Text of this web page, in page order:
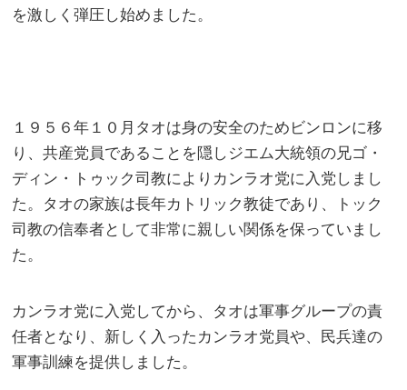
を激しく弾圧し始めました。
１９５６年１０月タオは身の安全のためビンロンに移
り、共産党員であることを隠しジエム大統領の兄ゴ・
ディン・トゥック司教によりカンラオ党に入党しまし
た。タオの家族は長年カトリック教徒であり、トック
司教の信奉者として非常に親しい関係を保っていまし
た。
カンラオ党に入党してから、タオは軍事グループの責
任者となり、新しく入ったカンラオ党員や、民兵達の
軍事訓練を提供しました。